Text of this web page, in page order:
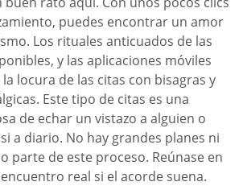
puedes encontrar un amor
Los rituales anticuados de las
y las aplicaciones móviles
locura de las citas con bisagras y
Este tipo de citas es una
de echar un vistazo a alguien o
a diario. No hay grandes planes ni
parte de este proceso. Reúnase en
real si el acorde suena.